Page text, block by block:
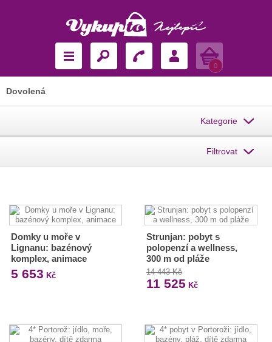
Košík
0
Dovolená
Kategorie
Filtrovat
Domky u moře v
Lignanu: bazénový
komplex, animace
5 653 Kč
Strunjan: pobyt s
polopenzí a wellness,
300 m od pláže
14 443 Kč
11 525 Kč